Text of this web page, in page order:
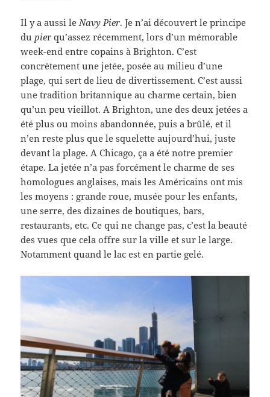
Il y a aussi le Navy Pier. Je n’ai découvert le principe
du pier qu’assez récemment, lors d’un mémorable
week-end entre copains à Brighton. C’est
concrètement une jetée, posée au milieu d’une
plage, qui sert de lieu de divertissement. C’est aussi
une tradition britannique au charme certain, bien
qu’un peu vieillot. A Brighton, une des deux jetées a
été plus ou moins abandonnée, puis a brûlé, et il
n’en reste plus que le squelette aujourd’hui, juste
devant la plage. A Chicago, ça a été notre premier
étape. La jetée n’a pas forcément le charme de ses
homologues anglaises, mais les Américains ont mis
les moyens : grande roue, musée pour les enfants,
une serre, des dizaines de boutiques, bars,
restaurants, etc. Ce qui ne change pas, c’est la beauté
des vues que cela offre sur la ville et sur le large.
Notamment quand le lac est en partie gelé.